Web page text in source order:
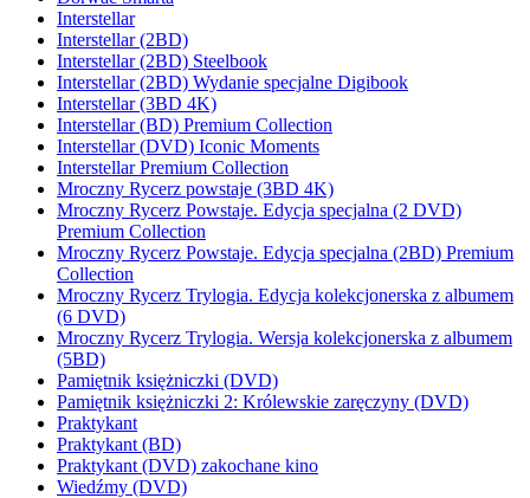
Interstellar
Interstellar (2BD)
Interstellar (2BD) Steelbook
Interstellar (2BD) Wydanie specjalne Digibook
Interstellar (3BD 4K)
Interstellar (BD) Premium Collection
Interstellar (DVD) Iconic Moments
Interstellar Premium Collection
Mroczny Rycerz powstaje (3BD 4K)
Mroczny Rycerz Powstaje. Edycja specjalna (2 DVD)
Premium Collection
Mroczny Rycerz Powstaje. Edycja specjalna (2BD) Premium
Collection
Mroczny Rycerz Trylogia. Edycja kolekcjonerska z albumem
(6 DVD)
Mroczny Rycerz Trylogia. Wersja kolekcjonerska z albumem
(5BD)
Pamiętnik księżniczki (DVD)
Pamiętnik księżniczki 2: Królewskie zaręczyny (DVD)
Praktykant
Praktykant (BD)
Praktykant (DVD) zakochane kino
Wiedźmy (DVD)